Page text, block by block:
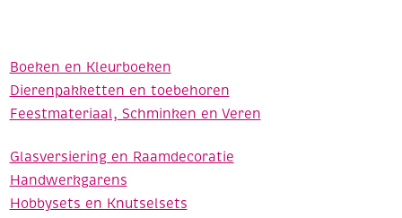
Boeken en Kleurboeken
Dierenpakketten en toebehoren
Feestmateriaal, Schminken en Veren
Glasversiering en Raamdecoratie
Handwerkgarens
Hobbysets en Knutselsets